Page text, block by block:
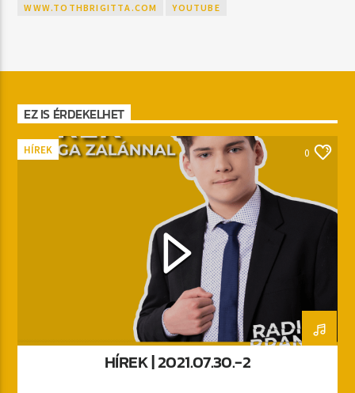
WWW.TOTHBRIGITTA.COM YOUTUBE
EZ IS ÉRDEKELHET
HÍREK 0
HÍREK | 2021.07.30.-2